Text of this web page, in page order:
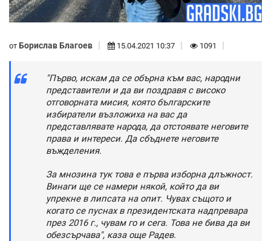
от Борислав Благоев 15.04.2021 10:37 1091
"Първо, искам да се обърна към вас, народни
представители и да ви поздравя с високо
отговорната мисия, която българските
избиратели възложиха на вас да
представлявате народа, да отстоявате неговите
права и интереси. Да сбъднете неговите
въжделения.
За мнозина тук това е първа изборна длъжност.
Винаги ще се намери някой, който да ви
упрекне в липсата на опит. Чувах същото и
когато се пуснах в президентската надпревара
през 2016 г., чувам го и сега. Това не бива да ви
обезсърчава", каза още Радев.